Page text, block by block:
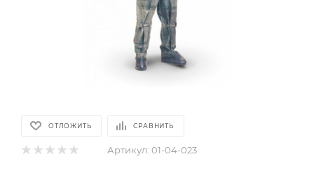
ОТЛОЖИТЬ СРАВНИТЬ
Артикул: 01-04-023